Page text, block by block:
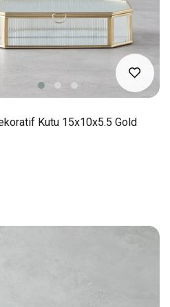
Kutu 15x10x5.5 Gold